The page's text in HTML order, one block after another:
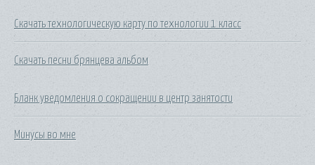
Скачать технологическую карту по технологии 1 класс
Скачать песни брянцева альбом
Бланк уведомления о сокращении в центр занятости
Минусы во мне